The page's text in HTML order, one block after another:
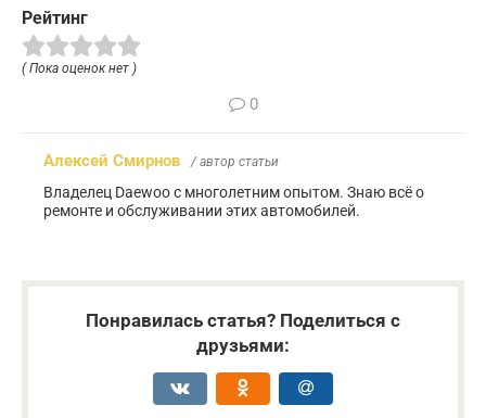
Рейтинг
( Пока оценок нет )
0
Алексей Смирнов / автор статьи
Владелец Daewoo с многолетним опытом. Знаю всё о
ремонте и обслуживании этих автомобилей.
Понравилась статья? Поделиться с
друзьями: